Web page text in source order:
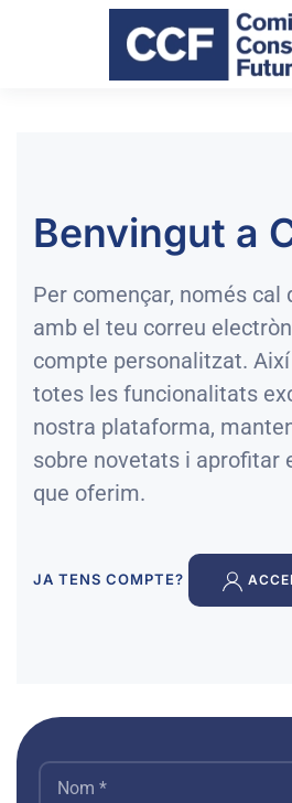
Skip to main content
Benvingut a
Per començar, només cal
amb el teu correu
compte personalitzat.
totes les funcionalitats
nostra plataforma,
sobre novetats i aprofitar
que oferim.
JA TENS COMPTE?